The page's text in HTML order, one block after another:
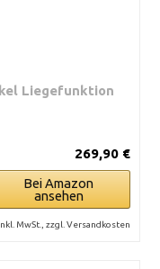
Liegefunktion
269,90 €
Bei Amazon
ansehen
MwSt., zzgl. Versandkosten